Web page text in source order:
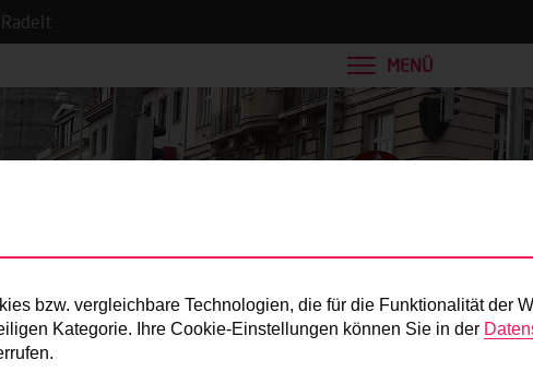
MENÜ
bzw. vergleichbare Technologien, die für die Funktionalität der
Kategorie. Ihre Cookie-Einstellungen können Sie in der